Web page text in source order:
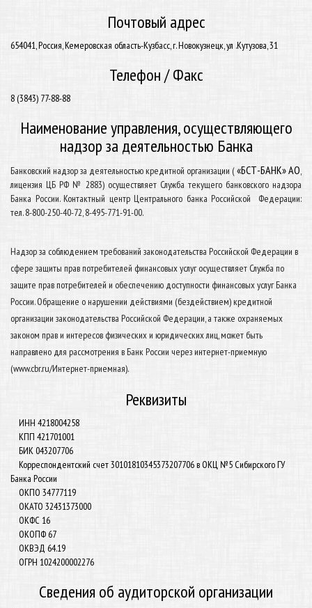
Почтовый адрес
654041, Россия, Кемеровская область-Кузбасс, г. Новокузнецк, ул .Кутузова, 31
Телефон / Факс
8 (3843) 77-88-88
Наименование управления, осуществляющего
надзор за деятельностью Банка
Банковский надзор за деятельностью кредитной организации («БСТ-БАНК» АО,
лицензия ЦБ РФ № 2883) осуществляет Служба текущего банковского надзора
Банка России. Контактный центр Центрального банка Российской Федерации:
тел. 8-800-250-40-72, 8-495-771-91-00.
Надзор за соблюдением требований законодательства Российской Федерации в
сфере защиты прав потребителей финансовых услуг осуществляет Служба по
защите прав потребителей и обеспечению доступности финансовых услуг Банка
России. Обращение о нарушении действиями (бездействием) кредитной
организации законодательства Российской Федерации, а также охраняемых
законом прав и интересов физических и юридических лиц, может быть
направлено для рассмотрения в Банк России через интернет-приемную
(www.cbr.ru/Интернет-приемная).
Реквизиты
ИНН 4218004258
КПП 421701001
БИК 043207706
Корреспондентский счет 30101810345373207706 в ОКЦ №5 Сибирского ГУ
Банка России
ОКПО 34777119
ОКАТО 32431373000
ОКФС 16
ОКОПФ 67
ОКВЭД 64.19
ОГРН 1024200002276
Сведения об аудиторской организации